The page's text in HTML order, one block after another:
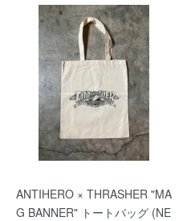
ANTIHERO × THRASHER "MA
G BANNER" トートバッグ (NE